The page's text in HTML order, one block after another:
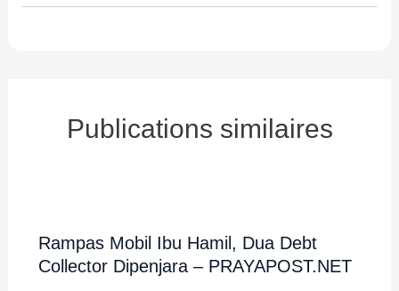
Publications similaires
Rampas Mobil Ibu Hamil, Dua Debt
Collector Dipenjara – PRAYAPOST.NET